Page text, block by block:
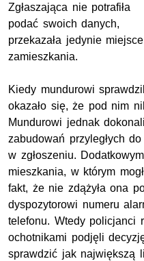
Zgłaszająca nie potrafiła
podać swoich danych,
przekazała jedynie miejsce
zamieszkania.
Kiedy mundurowi
okazało się, że pod nim
Mundurowi jednak
zabudowań przyległych
w zgłoszeniu.
mieszkania, w którym
fakt, że nie zdążyła ona
dyspozytorowi numeru
telefonu. Wtedy policjanci
ochotnikami podjęli
sprawdzić jak największą